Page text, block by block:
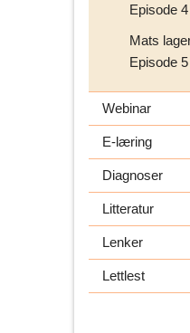
Episode 4
Mats
Episode 5
Webinar
E-læring
Diagnoser
Litteratur
Lenker
Lettlest